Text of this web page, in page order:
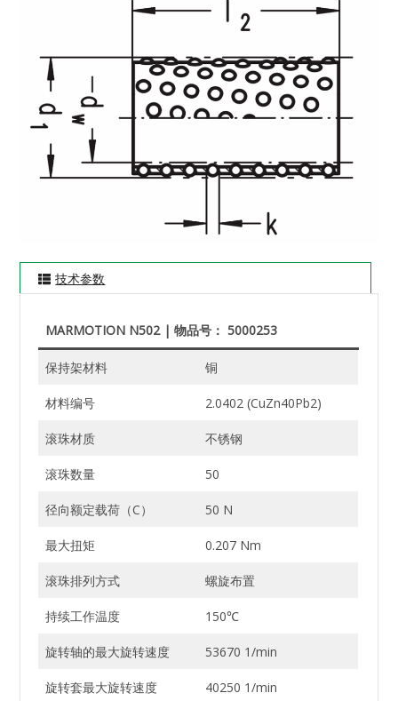
技术参数
MARMOTION N502 | 物品号： 5000253
保持架材料 铜
材料编号 2.0402 (CuZn40Pb2)
滚珠材质 不锈钢
滚珠数量 50
径向额定载荷（C） 50 N
最大扭矩 0.207 Nm
滚珠排列方式 螺旋布置
持续工作温度 150℃
旋转轴的最大旋转速度 53670 1/min
旋转套最大旋转速度 40250 1/min